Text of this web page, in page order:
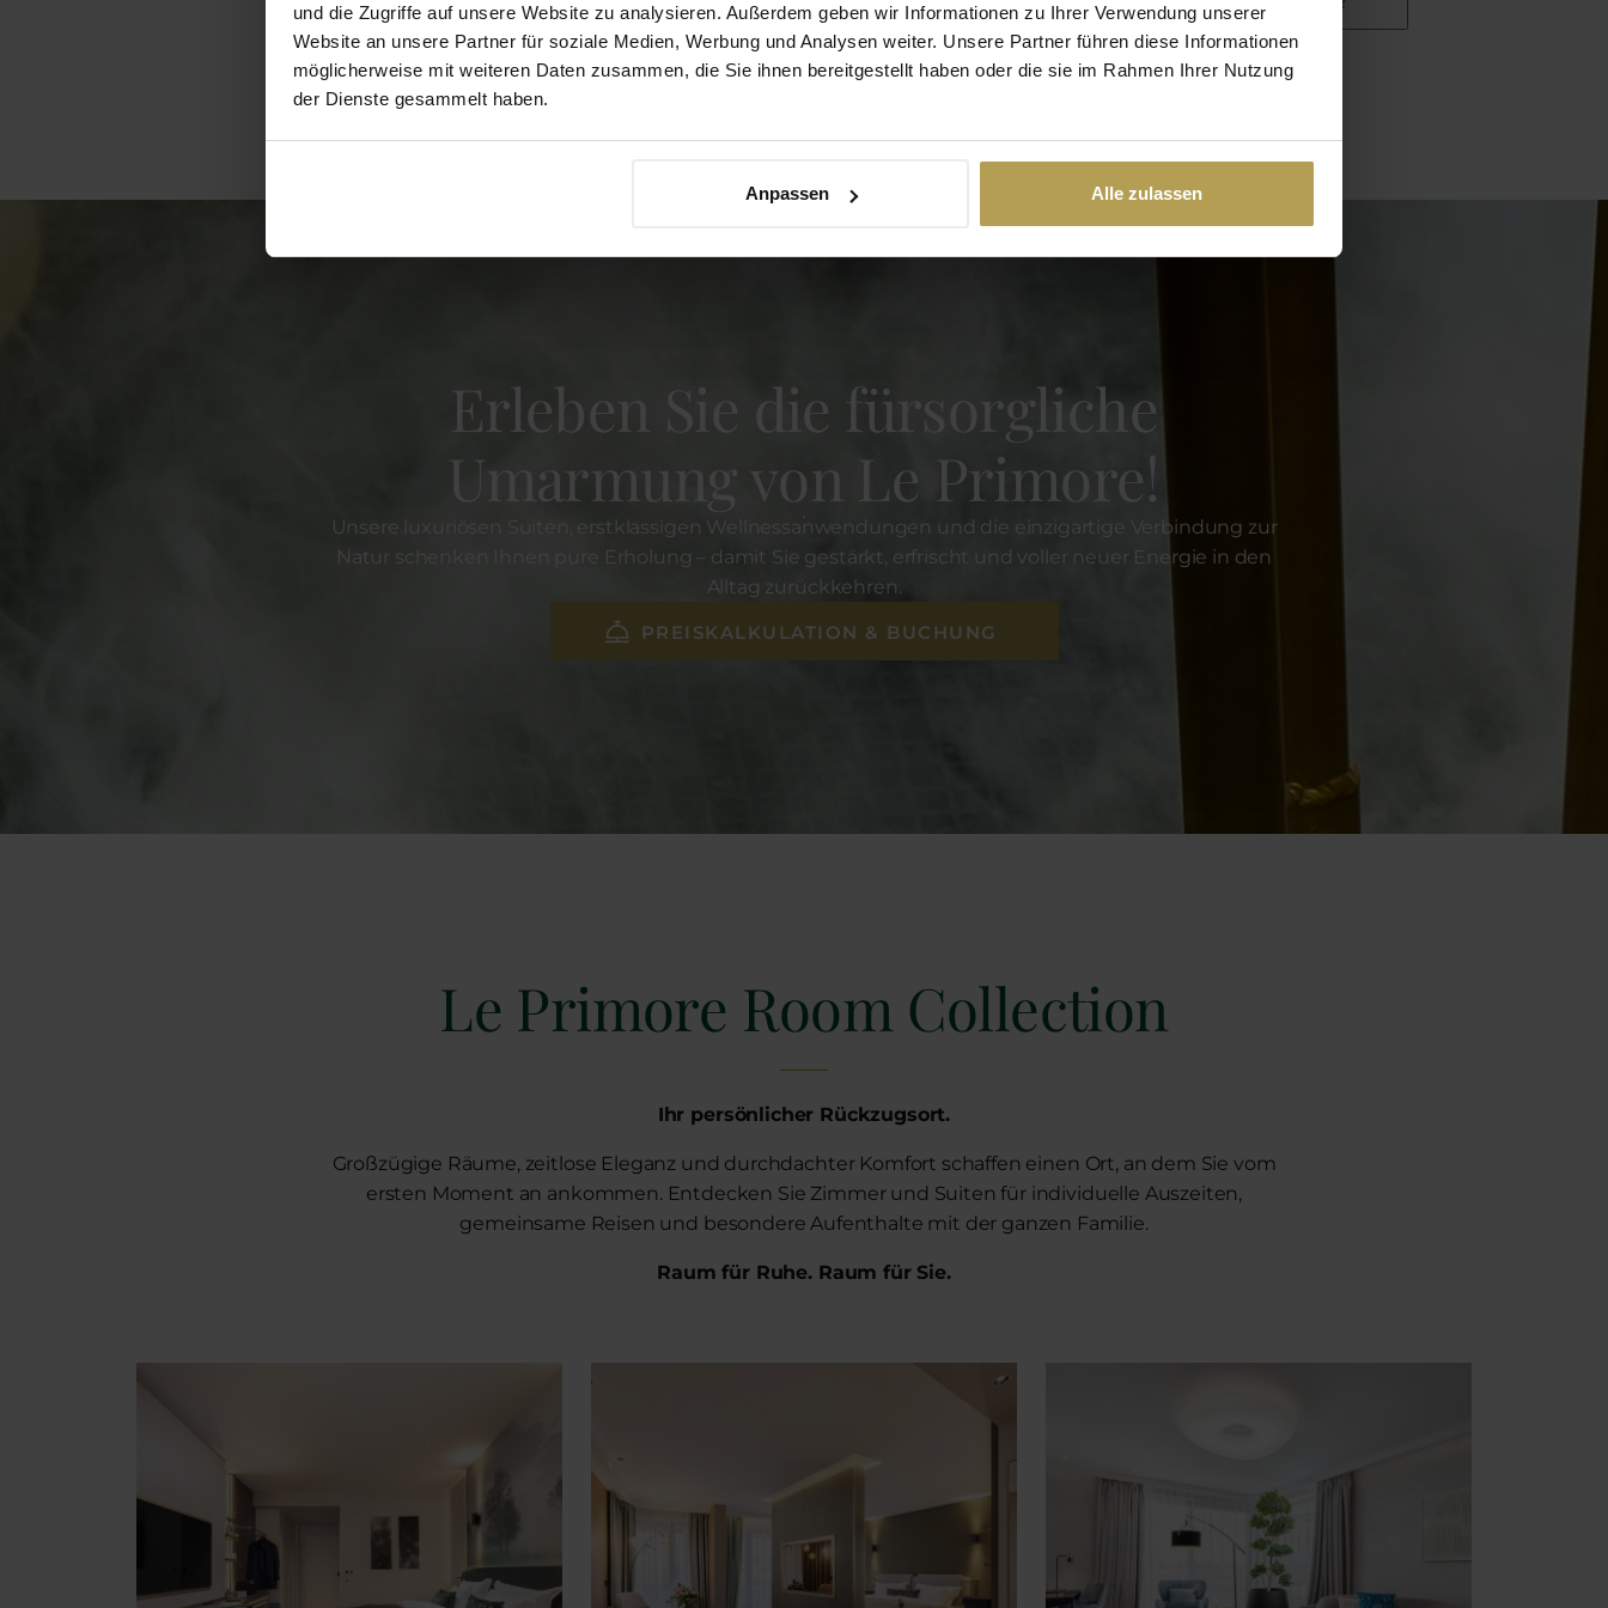
und die Zugriffe auf unsere Website zu analysieren. Außerdem geben wir Informationen zu Ihrer Verwendung unserer
Website an unsere Partner für soziale Medien, Werbung und Analysen weiter. Unsere Partner führen diese Informationen
möglicherweise mit weiteren Daten zusammen, die Sie ihnen bereitgestellt haben oder die sie im Rahmen Ihrer Nutzung
der Dienste gesammelt haben.
Anpassen Alle zulassen
Erleben Sie die fürsorgliche
Umarmung von Le Primore!
Unsere luxuriösen Suiten, erstklassigen Wellnessanwendungen und die einzigartige Verbindung zur
Natur schenken Ihnen pure Erholung – damit Sie gestärkt, erfrischt und voller neuer Energie in den
Alltag zurückkehren.
PREISKALKULATION & BUCHUNG
Le Primore Room Collection
Ihr persönlicher Rückzugsort.
Großzügige Räume, zeitlose Eleganz und durchdachter Komfort schaffen einen Ort, an dem Sie vom
ersten Moment an ankommen. Entdecken Sie Zimmer und Suiten für individuelle Auszeiten,
gemeinsame Reisen und besondere Aufenthalte mit der ganzen Familie.
Raum für Ruhe. Raum für Sie.